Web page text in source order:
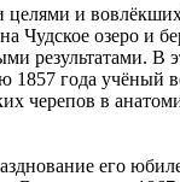
и
Чудское озеро и
результатами. В
года учёный
черепов в
его